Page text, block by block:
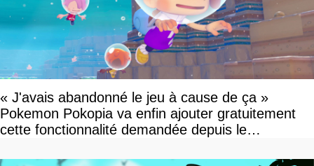
« J'avais abandonné le jeu à cause de ça »
Pokemon Pokopia va enfin ajouter gratuitement
cette fonctionnalité demandée depuis le